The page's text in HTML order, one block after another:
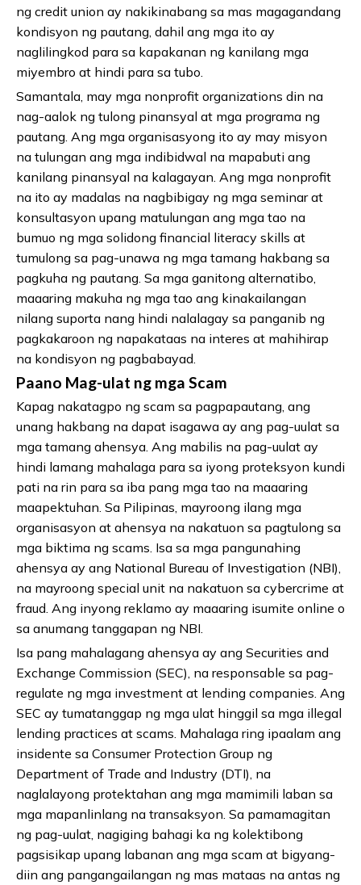
ng credit union ay nakikinabang sa mas magagandang
kondisyon ng pautang, dahil ang mga ito ay
naglilingkod para sa kapakanan ng kanilang mga
miyembro at hindi para sa tubo.
Samantala, may mga nonprofit organizations din na
nag-aalok ng tulong pinansyal at mga programa ng
pautang. Ang mga organisasyong ito ay may misyon
na tulungan ang mga indibidwal na mapabuti ang
kanilang pinansyal na kalagayan. Ang mga nonprofit
na ito ay madalas na nagbibigay ng mga seminar at
konsultasyon upang matulungan ang mga tao na
bumuo ng mga solidong financial literacy skills at
tumulong sa pag-unawa ng mga tamang hakbang sa
pagkuha ng pautang. Sa mga ganitong alternatibo,
maaaring makuha ng mga tao ang kinakailangan
nilang suporta nang hindi nalalagay sa panganib ng
pagkakaroon ng napakataas na interes at mahihirap
na kondisyon ng pagbabayad.
Paano Mag-ulat ng mga Scam
Kapag nakatagpo ng scam sa pagpapautang, ang
unang hakbang na dapat isagawa ay ang pag-uulat sa
mga tamang ahensya. Ang mabilis na pag-uulat ay
hindi lamang mahalaga para sa iyong proteksyon kundi
pati na rin para sa iba pang mga tao na maaaring
maapektuhan. Sa Pilipinas, mayroong ilang mga
organisasyon at ahensya na nakatuon sa pagtulong sa
mga biktima ng scams. Isa sa mga pangunahing
ahensya ay ang National Bureau of Investigation (NBI),
na mayroong special unit na nakatuon sa cybercrime at
fraud. Ang inyong reklamo ay maaaring isumite online o
sa anumang tanggapan ng NBI.
Isa pang mahalagang ahensya ay ang Securities and
Exchange Commission (SEC), na responsable sa pag-
regulate ng mga investment at lending companies. Ang
SEC ay tumatanggap ng mga ulat hinggil sa mga illegal
lending practices at scams. Mahalaga ring ipaalam ang
insidente sa Consumer Protection Group ng
Department of Trade and Industry (DTI), na
naglalayong protektahan ang mga mamimili laban sa
mga mapanlinlang na transaksyon. Sa pamamagitan
ng pag-uulat, nagiging bahagi ka ng kolektibong
pagsisikap upang labanan ang mga scam at bigyang-
diin ang pangangailangan ng mas mataas na antas ng